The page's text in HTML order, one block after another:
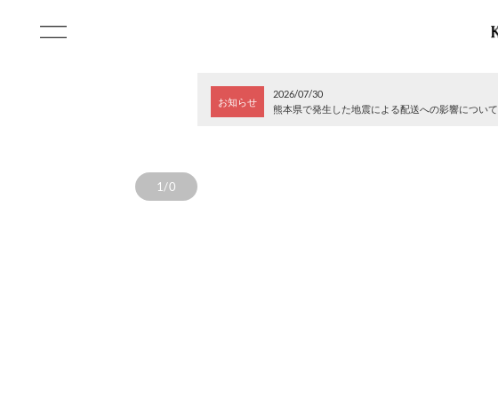
お知らせ
2026/07/30
熊本県で発生した地震による配送への影響について
1/0